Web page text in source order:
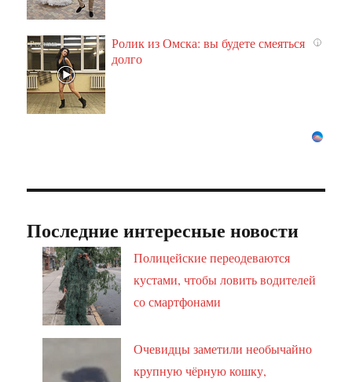
i
Ролик из Омска: вы будете смеяться
долго
Последние интересные новости
Полицейские переодеваются
кустами, чтобы ловить водителей
со смартфонами
Очевидцы заметили необычайно
крупную чёрную кошку,